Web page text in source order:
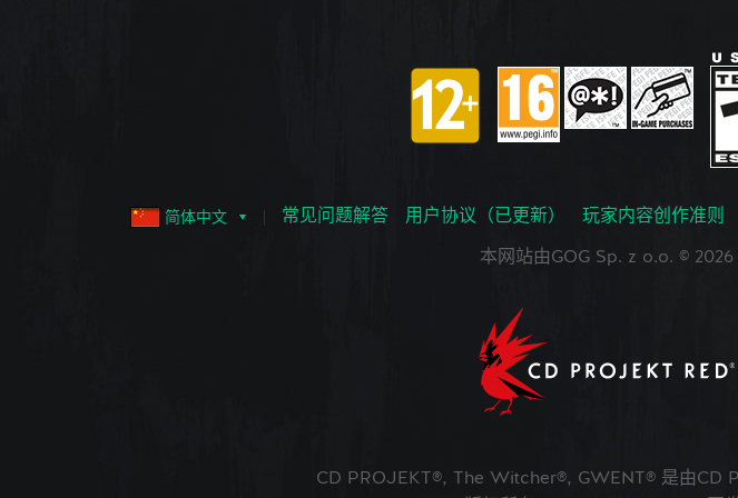
简体中文 常见问题解答 用户协议（已更新） 玩家内容创作准则
本网站由GOG Sp. z o.o. ©
CD PROJEKT®, The Witcher®, GWENT® 是由CD